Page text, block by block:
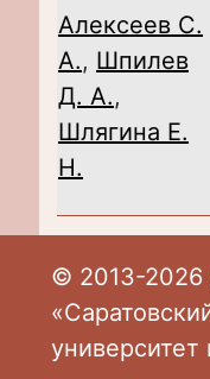
Алексеев С.
А., Шпилев
Д. А.,
Шлягина Е.
Н.
© 2013-2026